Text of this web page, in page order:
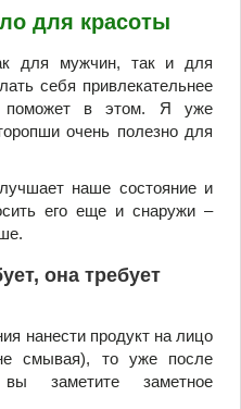
для красоты
для мужчин, так и для
себя привлекательнее
поможет в этом. Я уже
очень полезно для
наше состояние и
его еще и снаружи –
она требует
нанести продукт на лицо
смывая), то уже после
вы заметите заметное